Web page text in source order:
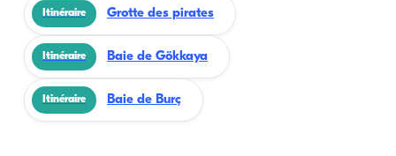
Itinéraire Grotte des pirates
Itinéraire Baie de Gökkaya
Itinéraire Baie de Burç